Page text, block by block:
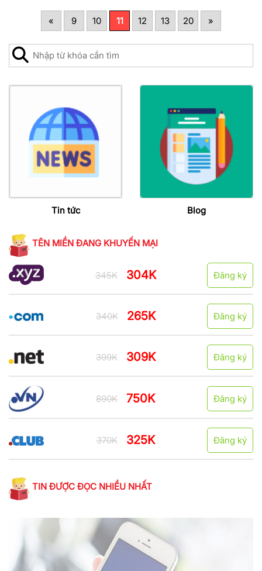
« 9 10 11 12 13 20 »
Tin tức Blog
TÊN MIỀN ĐANG KHUYẾN MẠI
345K 304K Đăng ký
340K 265K Đăng ký
399K 309K Đăng ký
890K 750K Đăng ký
370K 325K Đăng ký
TIN ĐƯỢC ĐỌC NHIỀU NHẤT